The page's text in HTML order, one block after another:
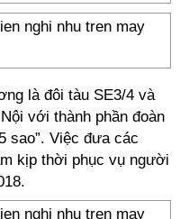
là đôi tàu SE3/4 và
với thành phần đoàn
sao”. Việc đưa các
kịp thời phục vụ người